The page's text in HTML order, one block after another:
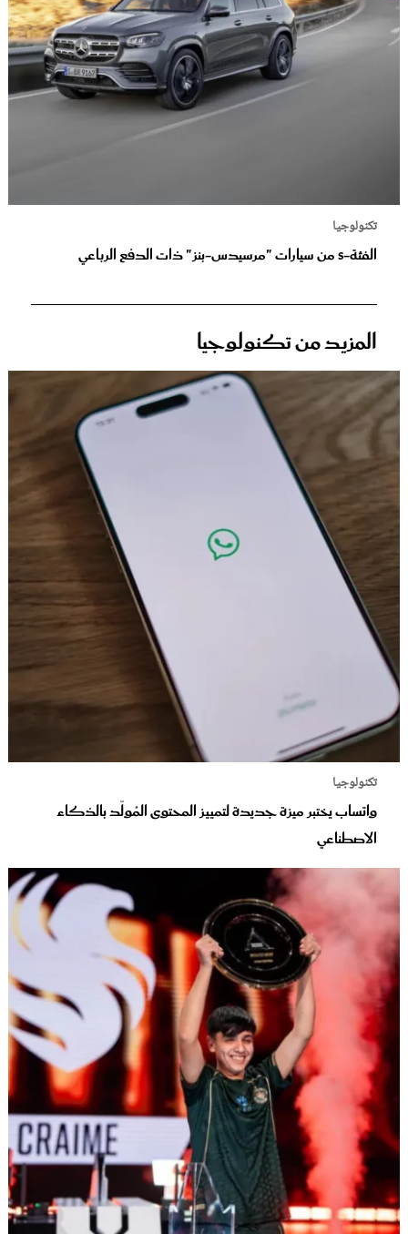
تكنولوجيا
الفئة-S من سيارات "مرسيدس-بنز" ذات الدفع الرباعي
المزيد من تكنولوجيا
تكنولوجيا
واتساب يختبر ميزة جديدة لتمييز المحتوى المُولّد بالذكاء
الاصطناعي